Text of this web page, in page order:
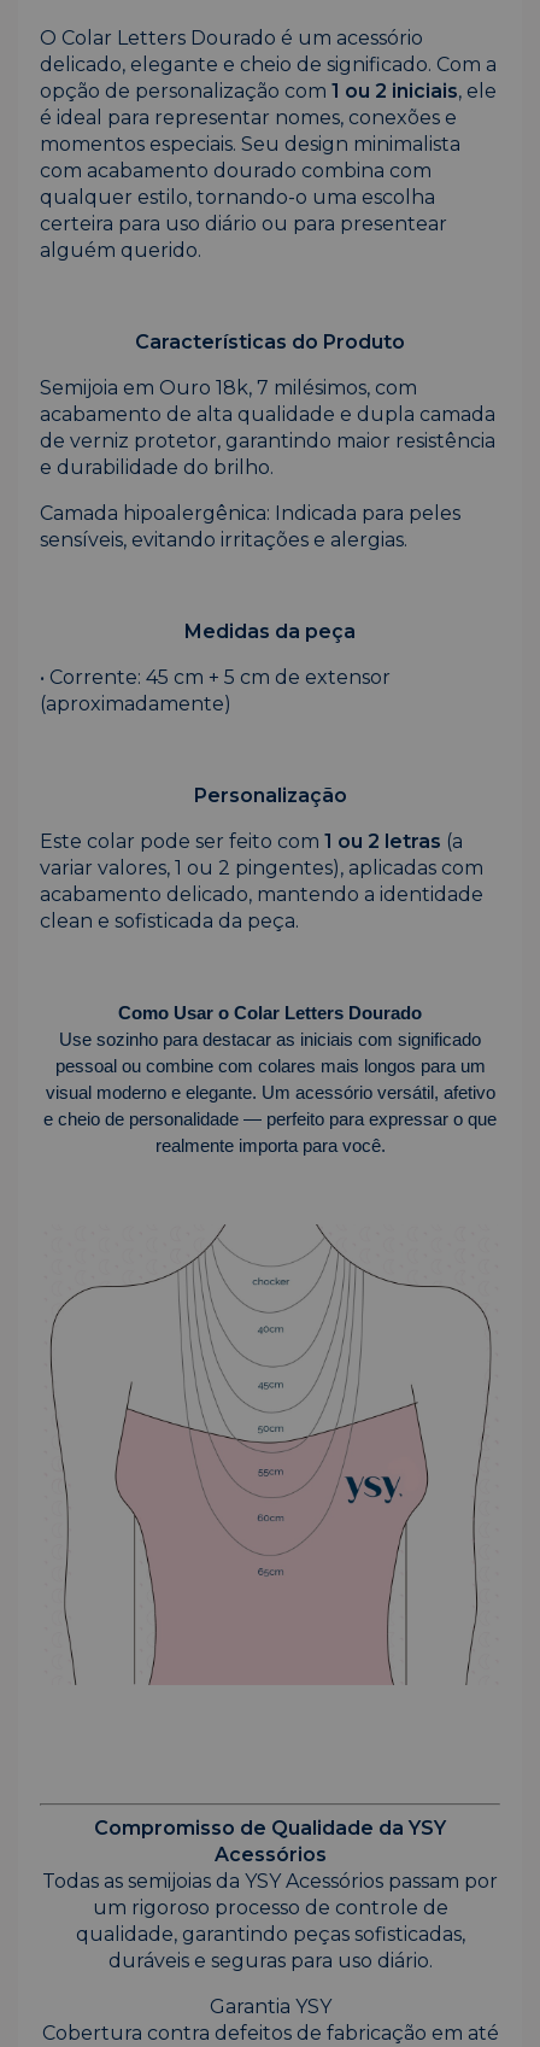
O Colar Letters Dourado é um acessório
delicado, elegante e cheio de significado. Com a
opção de personalização com 1 ou 2 iniciais, ele
é ideal para representar nomes, conexões e
momentos especiais. Seu design minimalista
com acabamento dourado combina com
qualquer estilo, tornando-o uma escolha
certeira para uso diário ou para presentear
alguém querido.
Características do Produto
Semijoia em Ouro 18k, 7 milésimos, com
acabamento de alta qualidade e dupla camada
de verniz protetor, garantindo maior resistência
e durabilidade do brilho.
Camada hipoalergênica: Indicada para peles
sensíveis, evitando irritações e alergias.
Medidas da peça
• Corrente: 45 cm + 5 cm de extensor
(aproximadamente)
Personalização
Este colar pode ser feito com 1 ou 2 letras (a
variar valores, 1 ou 2 pingentes), aplicadas com
acabamento delicado, mantendo a identidade
clean e sofisticada da peça.
Como Usar o Colar Letters Dourado
Use sozinho para destacar as iniciais com significado
pessoal ou combine com colares mais longos para um
visual moderno e elegante. Um acessório versátil, afetivo
e cheio de personalidade — perfeito para expressar o que
realmente importa para você.
Compromisso de Qualidade da YSY
Acessórios
Todas as semijoias da YSY Acessórios passam por
um rigoroso processo de controle de
qualidade, garantindo peças sofisticadas,
duráveis e seguras para uso diário.
Garantia YSY
Cobertura contra defeitos de fabricação em até